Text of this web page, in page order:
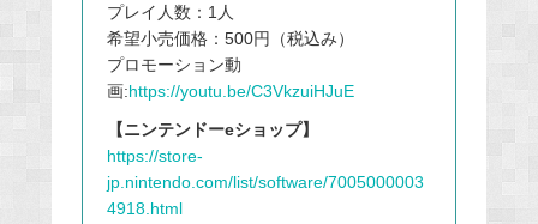
プレイ人数：1人
希望小売価格：500円（税込み）
プロモーション動
画:https://youtu.be/C3VkzuiHJuE
【ニンテンドーeショップ】
https://store-
jp.nintendo.com/list/software/7005000003
4918.html